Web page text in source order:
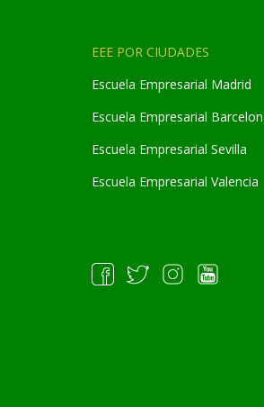
EEE POR CIUDADES
Escuela Empresarial Madrid
Escuela Empresarial
Escuela Empresarial Sevilla
Escuela Empresarial Valencia